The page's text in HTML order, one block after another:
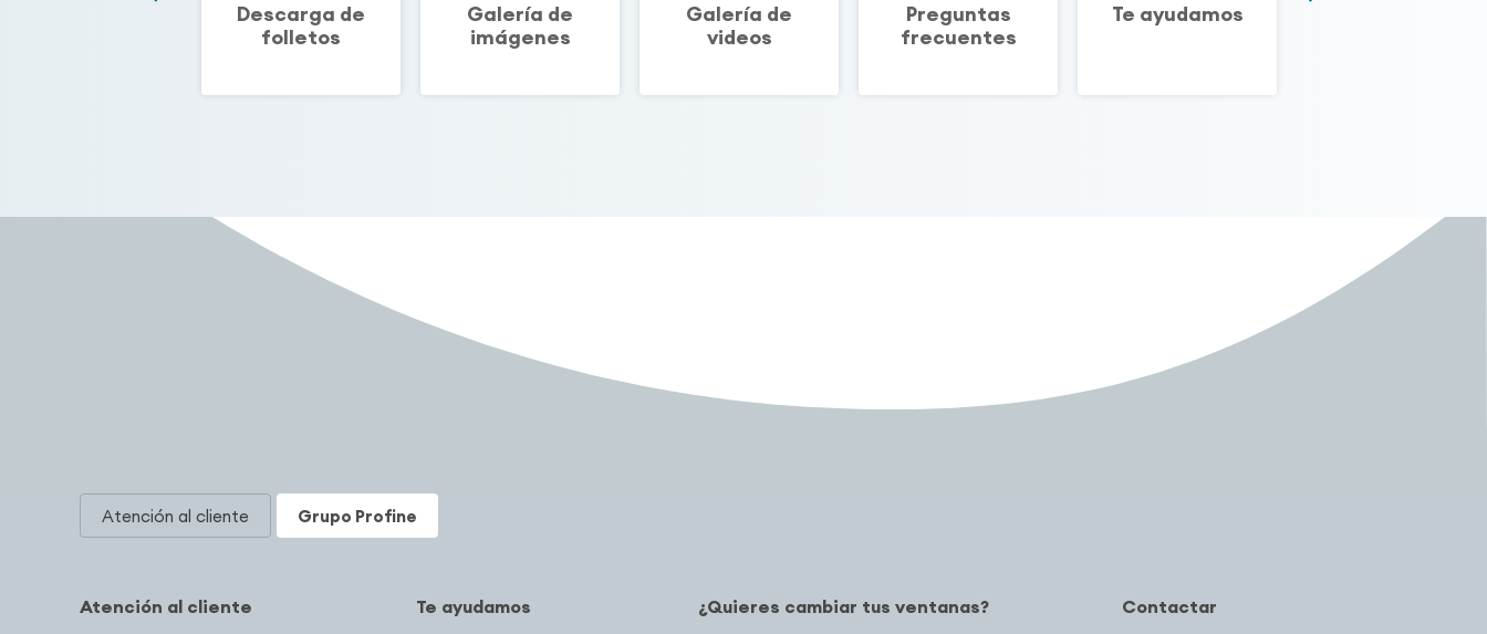
Descarga de
folletos
Galería de
imágenes
Galería de
videos
Preguntas
frecuentes
Te ayudamos
Atención al cliente
Atención al cliente Te ayudamos ¿Quieres cambiar tus ventanas? Contactar
Grupo Profine